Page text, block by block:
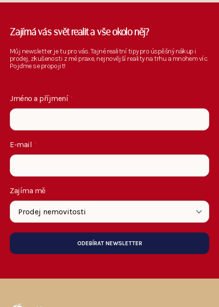
Zajímá vás svět realit a vše okolo něj?
Můj newsletter je tu pro vás. Tajné realitní tipy pro úspěšný nákup i
prodej, zkušenosti z mé praxe, nejnovější reality na trhu a mnohem víc.
Pojďme se propojit!
Jméno a příjmení
E-mail
Zajíma mě
ODEBÍRAT NEWSLETTER